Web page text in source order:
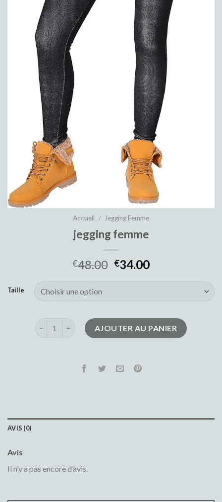
Accueil / Jegging Femme
jegging femme
€48.00 €34.00
Taille
quantité de jegging femmeAJOUTER AU PANIER
AVIS (0)
Avis
Il n’y a pas encore d’avis.